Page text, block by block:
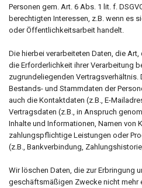
Personen gem. Art. 6 Abs. 1 lit. f.
berechtigten Interessen, z.B. wenn es
oder Öffentlichkeitsarbeit handelt.
Die hierbei verarbeiteten Daten, die
die Erforderlichkeit ihrer Verarbeitung
zugrundeliegenden
Bestands- und Stammdaten der
auch die Kontaktdaten (z.B., E-
Vertragsdaten (z.B., in Anspruch
Inhalte und Informationen, Namen von
zahlungspflichtige Leistungen oder
(z.B., Bankverbindung,
Wir löschen Daten, die zur Erbringung
geschäftsmäßigen Zwecke nicht